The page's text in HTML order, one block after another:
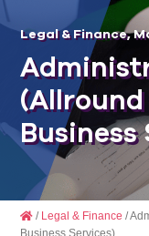
Legal & Finance,
Business
/ Legal & Finance /
Business Services)